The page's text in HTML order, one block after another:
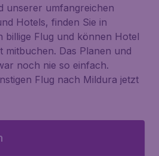
unserer umfangreichen
Hotels, finden Sie in
billige Flug und können Hotel
mitbuchen. Das Planen und
noch nie so einfach.
Flug nach Mildura jetzt